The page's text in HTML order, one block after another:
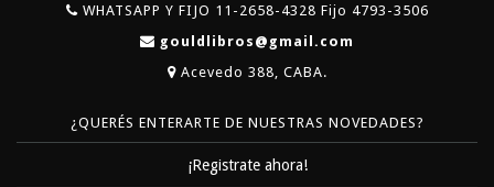
WHATSAPP Y FIJO 11-2658-4328 Fijo 4793-3506
gouldlibros@gmail.com
Acevedo 388, CABA.
¿QUERÉS ENTERARTE DE NUESTRAS NOVEDADES?
¡Registrate ahora!